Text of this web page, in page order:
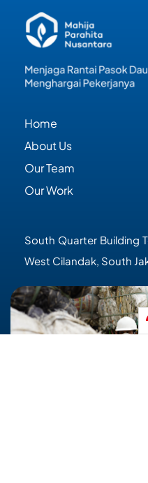
Home
About Us
Our Team
Our Work
South Quarter Building
West Cilandak, South